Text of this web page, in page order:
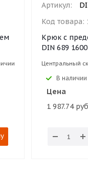
Артикул:
Код товара:
Крюк с
DIN 689
Центральный
В наличии
Цена
1 987.74